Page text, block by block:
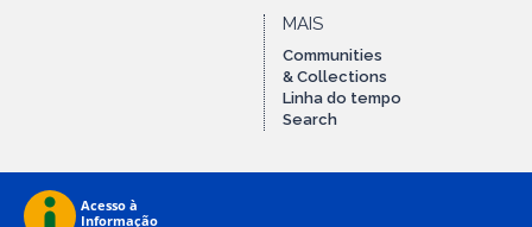
MAIS
Communities
& Collections
Linha do tempo
Search